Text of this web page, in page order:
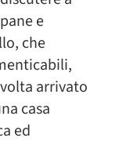
e
che
arrivato
casa
ed